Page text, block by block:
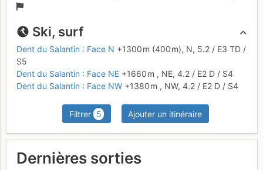
Ski, surf
Dent du Salantin : Face N +1300 m (400 m), N, 5.2 / E3 TD /
S5
Dent du Salantin : Face NE +1660 m , NE, 4.2 / E2 D / S4
Dent du Salantin : Face NW +1380 m , NW, 4.2 / E2 D / S4
Filtrer 5 Ajouter un itinéraire
Dernières sorties